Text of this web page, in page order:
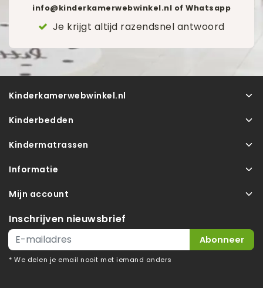
info@kinderkamerwebwinkel.nl of Whatsapp
Je krijgt altijd razendsnel antwoord
Kinderkamerwebwinkel.nl
Kinderbedden
Kindermatrassen
Informatie
Mijn account
Inschrijven nieuwsbrief
Abonneer
* We delen je email nooit met iemand anders